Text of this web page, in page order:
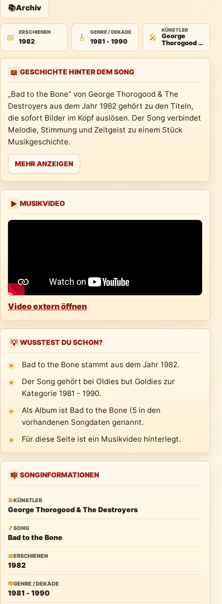
📚Archiv
📅
ERSCHIENEN
1982 🎸
GENRE / DEKADE
1981 - 1990 🎤
KÜNSTLER
George
Thorogood &
The
Destroyers
📖 GESCHICHTE HINTER DEM SONG
„Bad to the Bone“ von George Thorogood & The
Destroyers aus dem Jahr 1982 gehört zu den Titeln,
die sofort Bilder im Kopf auslösen. Der Song verbindet
Melodie, Stimmung und Zeitgeist zu einem Stück
Musikgeschichte.
MEHR ANZEIGEN
▶ MUSIKVIDEO
Video extern öffnen
💡 WUSSTEST DU SCHON?
Bad to the Bone stammt aus dem Jahr 1982.
Der Song gehört bei Oldies but Goldies zur
Kategorie 1981 - 1990.
Als Album ist Bad to the Bone (5 in den
vorhandenen Songdaten genannt.
Für diese Seite ist ein Musikvideo hinterlegt.
🎼 SONGINFORMATIONEN
🎤KÜNSTLER
George Thorogood & The Destroyers
🎵SONG
Bad to the Bone
📅ERSCHIENEN
1982
🎼GENRE / DEKADE
1981 - 1990